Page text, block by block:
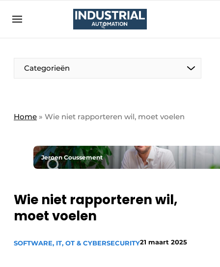
Aanmelden
Bedrijven
Bedrijven
Direct contact
Evenement aanmelden
Home
Nieuwsbrief
Podcasts
Vacature aanmelden
Categorieën
Home » Wie niet rapporteren wil, moet voelen
Jeroen Coussement
Wie niet rapporteren wil,
moet voelen
SOFTWARE, IT, OT & CYBERSECURITY21 maart 2025